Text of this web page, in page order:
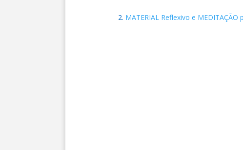
MATERIAL Reflexivo e MEDITAÇÃO